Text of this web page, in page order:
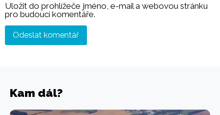
Uložit do prohlížeče jméno, e-mail a webovou stránku
pro budoucí komentáře.
Kam dál?